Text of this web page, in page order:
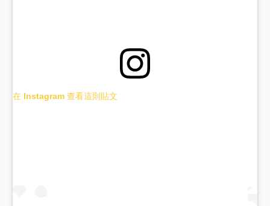
在 Instagram 查看這則貼文